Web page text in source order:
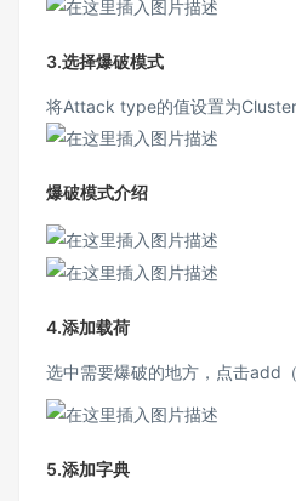
3.选择爆破模式
将Attack type的值设置为
爆破模式介绍
4.添加载荷
选中需要爆破的地方，点击add
5.添加字典